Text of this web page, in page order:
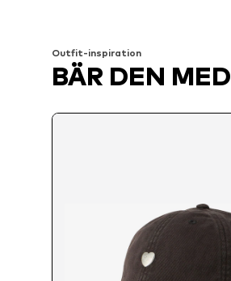
Outfit-inspiration
BÄR DEN MED